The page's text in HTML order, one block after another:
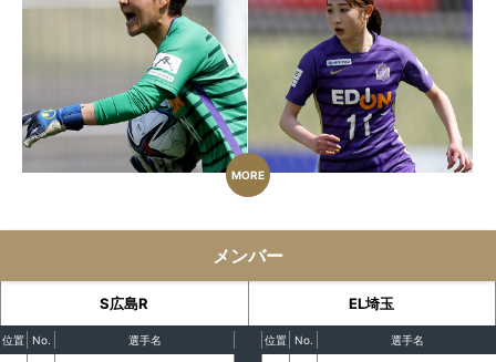
MORE
メンバー
S広島R EL埼玉
位置 No. 選手名 位置 No. 選手名